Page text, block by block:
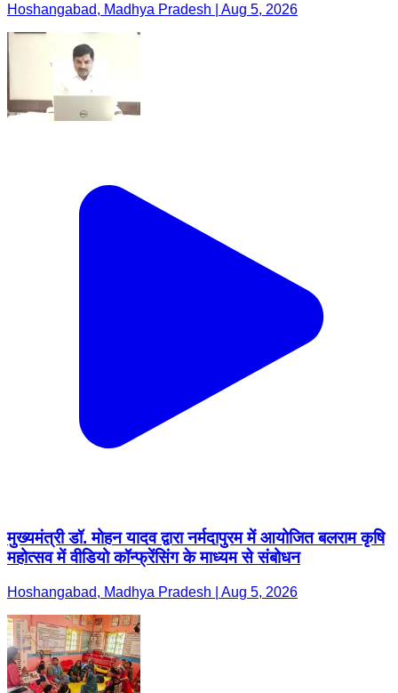
Hoshangabad, Madhya Pradesh | Aug 5, 2026
मुख्यमंत्री डॉ. मोहन यादव द्वारा नर्मदापुरम में आयोजित बलराम कृषि
महोत्सव में वीडियो कॉन्फ्रेंसिंग के माध्यम से संबोधन
Hoshangabad, Madhya Pradesh | Aug 5, 2026